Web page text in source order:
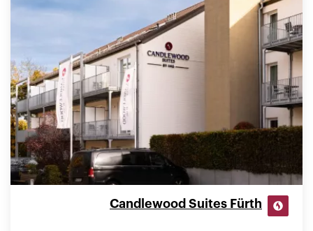
Candlewood Suites Fürth